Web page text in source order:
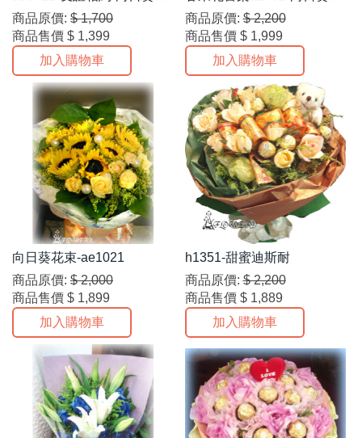
束
商品原價: $ 1,700
商品售價 $ 1,399
加入購物車
束系列
商品原價: $ 2,200
商品售價 $ 1,999
加入購物車
向日葵花束-ae1021
商品原價: $ 2,000
商品售價 $ 1,899
加入購物車
h1351-甜蜜迪斯耐
商品原價: $ 2,200
商品售價 $ 1,889
加入購物車